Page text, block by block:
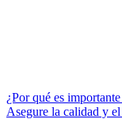
¿Por qué es
Asegure la calidad y